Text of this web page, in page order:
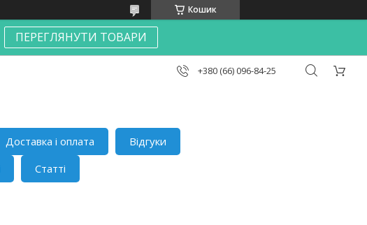
Кошик
ПЕРЕГЛЯНУТИ ТОВАРИ
+380 (66) 096-84-25
Доставка і оплата
Відгуки
Статті